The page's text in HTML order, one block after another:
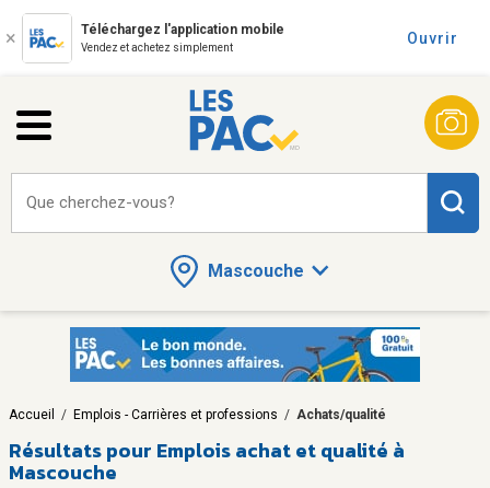
Téléchargez l'application mobile
Vendez et achetez simplement
Ouvrir
Mascouche
Que cherchez-vous?
Accueil / Emplois - Carrières et professions / Achats/qualité
Résultats pour Emplois achat et qualité à
Mascouche